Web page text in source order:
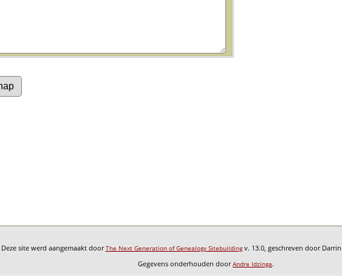
Deze site werd aangemaakt doorThe Next Generation of Genealogy Sitebuildingv. 13.0, geschreven door
Gegevens onderhouden doorAndre Idzinga.